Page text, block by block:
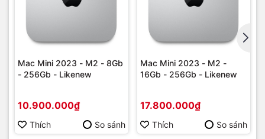
Mac Mini 2023 - M2 - 8Gb
- 256Gb - Likenew
10.900.000₫
Thích So sánh
Mac Mini 2023 - M2 -
16Gb - 256Gb - Likenew
17.800.000₫
Thích So sánh